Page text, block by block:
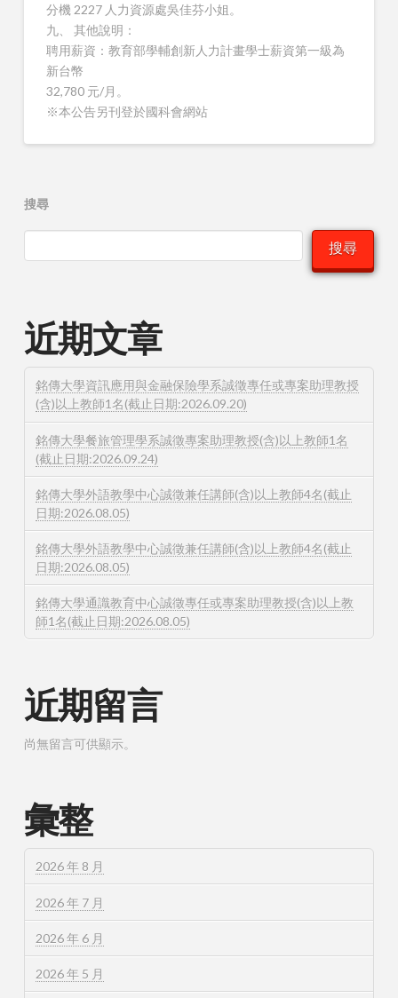
分機 2227 人力資源處吳佳芬小姐。
九、 其他說明：
聘用薪資：教育部學輔創新人力計畫學士薪資第一級為
新台幣
32,780 元/月。
※本公告另刊登於國科會網站
搜尋
搜尋
近期文章
銘傳大學資訊應用與金融保險學系誠徵專任或專案助理教授
(含)以上教師1名(截止日期:2026.09.20)
銘傳大學餐旅管理學系誠徵專案助理教授(含)以上教師1名
(截止日期:2026.09.24)
銘傳大學外語教學中心誠徵兼任講師(含)以上教師4名(截止
日期:2026.08.05)
銘傳大學外語教學中心誠徵兼任講師(含)以上教師4名(截止
日期:2026.08.05)
銘傳大學通識教育中心誠徵專任或專案助理教授(含)以上教
師1名(截止日期:2026.08.05)
近期留言
尚無留言可供顯示。
彙整
2026 年 8 月
2026 年 7 月
2026 年 6 月
2026 年 5 月